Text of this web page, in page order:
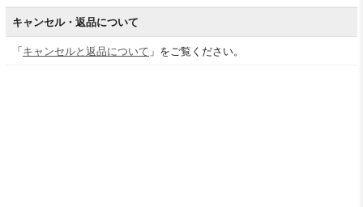
キャンセル・返品について
「キャンセルと返品について 」をご覧ください。